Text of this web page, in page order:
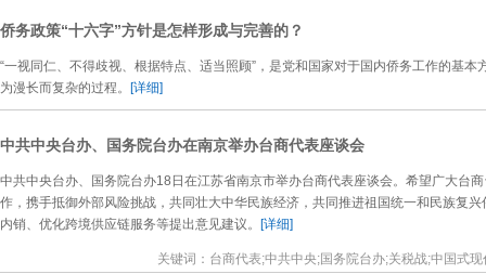
侨务政策“十六字”方针是怎样形成与完善的？
“一视同仁、不得歧视、根据特点、适当照顾”，是党和国家对于国内侨务工作的基
为漫长而复杂的过程。
[详细]
中共中央台办、国务院台办在南京举办台商代表座谈会
中共中央台办、国务院台办18日在江苏省南京市举办台商代表座谈会。希望广大台
作，携手抵御外部风险挑战，共同壮大中华民族经济，共同推进祖国统一和民族复
内销、优化跨境供应链服务等提出意见建议。
[详细]
关键词：台商代表;中共中央;国务院台办;关税战;中国式